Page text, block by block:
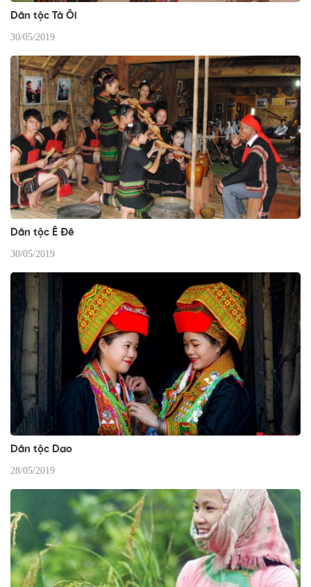
Dân tộc Tà Ôi
30/05/2019
Dân tộc Ê Đê
30/05/2019
Dân tộc Dao
28/05/2019